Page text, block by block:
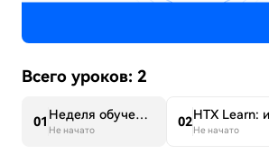
Всего уроков: 2
01 Неделя обучения по популярным токенам 13: запуск основной сети HIP-4 ожидается в середине 2026 года на фоне смещения фокуса рынка к масштабируемому внедрению ключевых криптоактивов, включая XRP
Не начато
02
Не начато